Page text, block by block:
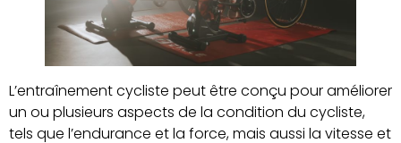
L’entraînement cycliste peut être conçu pour améliorer
un ou plusieurs aspects de la condition du cycliste,
tels que l’endurance et la force, mais aussi la vitesse et